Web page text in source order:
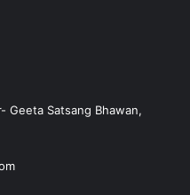
Geeta Satsang Bhawan,